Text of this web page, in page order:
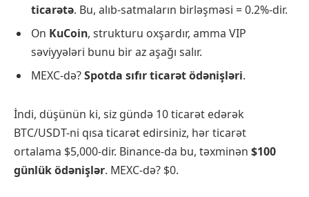
ticarətə. Bu, alıb-satmaların birləşməsi = 0.2%-dir.
On KuCoin, strukturu oxşardır, amma VIP
səviyyələri bunu bir az aşağı salır.
MEXC-də?Spotda sıfır ticarət ödənişləri.
İndi, düşünün ki, siz gündə 10 ticarət edərək
BTC/USDT-ni qısa ticarət edirsiniz, hər ticarət
ortalama $5,000-dir. Binance-da bu, təxminən $100
günlük ödənişlər. MEXC-də? $0.